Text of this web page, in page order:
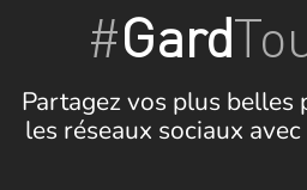
#Gard
Partagez vos plus belles
les réseaux sociaux